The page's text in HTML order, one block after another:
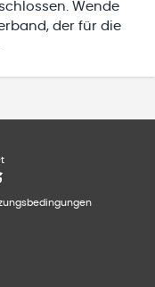
Wende
der für die